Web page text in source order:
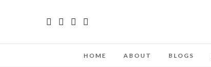
HOME ABOUT BLOGS